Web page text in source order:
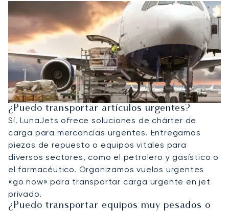
¿Puedo transportar artículos urgentes?
Sí. LunaJets ofrece soluciones de chárter de
carga para mercancías urgentes. Entregamos
piezas de repuesto o equipos vitales para
diversos sectores, como el petrolero y gasístico o
el farmacéutico. Organizamos vuelos urgentes
«go now» para transportar carga urgente en jet
privado.
¿Puedo transportar equipos muy pesados o